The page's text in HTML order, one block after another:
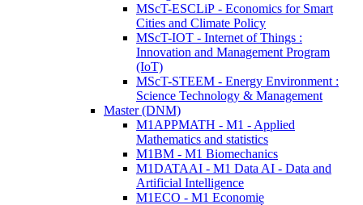
MScT-ESCLiP - Economics for Smart
Cities and Climate Policy
MScT-IOT - Internet of Things :
Innovation and Management Program
(IoT)
MScT-STEEM - Energy Environment :
Science Technology & Management
Master (DNM)
M1APPMATH - M1 - Applied
Mathematics and statistics
M1BM - M1 Biomechanics
M1DATAAI - M1 Data AI - Data and
Artificial Intelligence
M1ECO - M1 Economie